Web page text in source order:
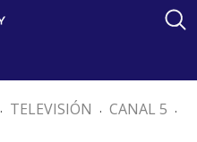
. TELEVISIÓN . CANAL 5 .